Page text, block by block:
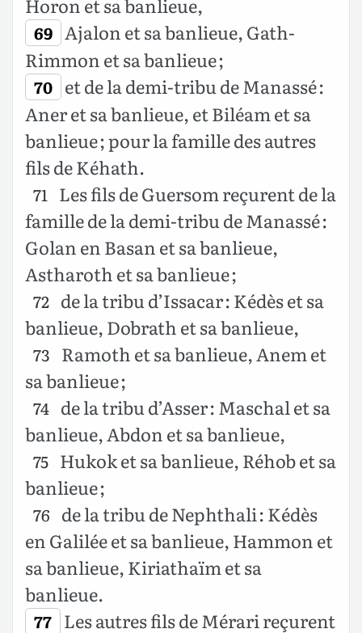
69 Ajalon et sa banlieue, Gath-
Rimmon et sa banlieue ;
70 et de la demi-tribu de Manassé :
Aner et sa banlieue, et Biléam et sa
banlieue ; pour la famille des autres
fils de Kéhath.
71 Les fils de Guersom reçurent de la
famille de la demi-tribu de Manassé :
Golan en Basan et sa banlieue,
Astharoth et sa banlieue ;
72 de la tribu d’Issacar : Kédès et sa
banlieue, Dobrath et sa banlieue,
73 Ramoth et sa banlieue, Anem et
sa banlieue ;
74 de la tribu d’Asser : Maschal et sa
banlieue, Abdon et sa banlieue,
75 Hukok et sa banlieue, Réhob et sa
banlieue ;
76 de la tribu de Nephthali : Kédès
en Galilée et sa banlieue, Hammon et
sa banlieue, Kiriathaïm et sa
banlieue.
77 Les autres fils de Mérari reçurent